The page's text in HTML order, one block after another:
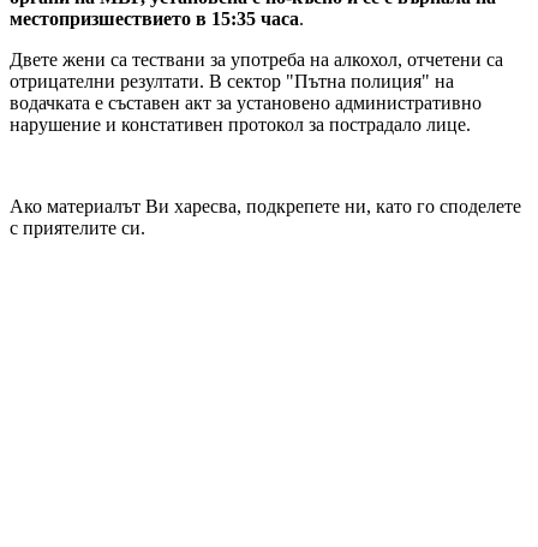
местопризшествието в 15:35 часа.
Двете жени са тествани за употреба на алкохол, отчетени са
отрицателни резултати. В сектор "Пътна полиция" на
водачката е съставен акт за установено административно
нарушение и констативен протокол за пострадало лице.
Ако материалът Ви харесва, подкрепете ни, като го споделете
с приятелите си.